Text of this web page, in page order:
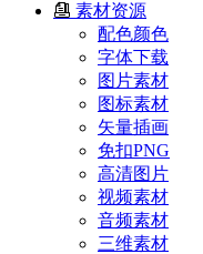
素材资源
配色颜色
字体下载
图片素材
图标素材
矢量插画
免扣PNG
高清图片
视频素材
音频素材
三维素材